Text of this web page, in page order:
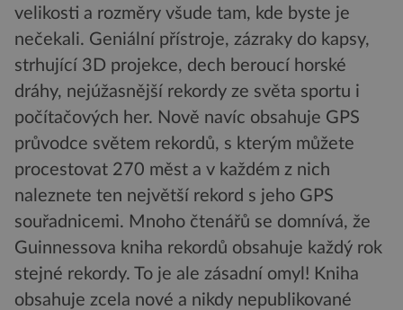
velikosti a rozměry všude tam, kde byste je
nečekali. Geniální přístroje, zázraky do kapsy,
strhující 3D projekce, dech beroucí horské
dráhy, nejúžasnější rekordy ze světa sportu i
počítačových her. Nově navíc obsahuje GPS
průvodce světem rekordů, s kterým můžete
procestovat 270 měst a v každém z nich
naleznete ten největší rekord s jeho GPS
souřadnicemi. Mnoho čtenářů se domnívá, že
Guinnessova kniha rekordů obsahuje každý rok
stejné rekordy. To je ale zásadní omyl! Kniha
obsahuje zcela nové a nikdy nepublikované